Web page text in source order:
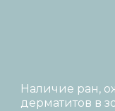
Наличие ран,
дерматитов в